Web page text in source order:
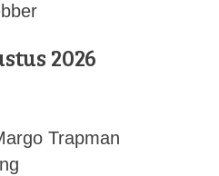
2026
Trapman